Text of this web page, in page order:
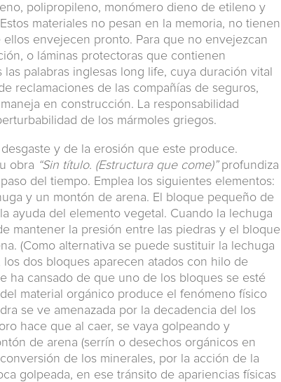
polipropileno, monómero dieno de etileno y
materiales no pesan en la memoria, no tienen
envejecen pronto. Para que no envejezcan
o láminas protectoras que contienen
palabras inglesas long life, cuya duración vital
reclamaciones de las compañías de seguros,
en construcción. La responsabilidad
de los mármoles griegos.
y de la erosión que este produce.
obra “Sin título. (Estructura que come)”profundiza
del tiempo. Emplea los siguientes elementos:
y un montón de arena. El bloque pequeño de
ayuda del elemento vegetal. Cuando la lechuga
mantener la presión entre las piedras y el bloque
(Como alternativa se puede sustituir la lechuga
dos bloques aparecen atados con hilo de
ha cansado de que uno de los bloques se esté
material orgánico produce el fenómeno físico
se ve amenazada por la decadencia del los
hace que al caer, se vaya golpeando y
de arena (serrín o desechos orgánicos en
de los minerales, por la acción de la
golpeada, en ese tránsito de apariencias físicas